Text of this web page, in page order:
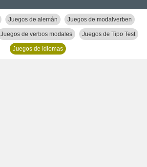
Juegos de alemán Juegos de modalverben
Juegos de verbos modales Juegos de Tipo Test
Juegos de Idiomas